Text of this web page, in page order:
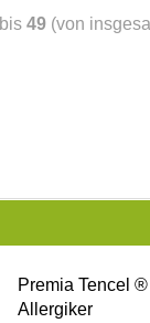
bis49 (von
Premia Tencel
Allergiker